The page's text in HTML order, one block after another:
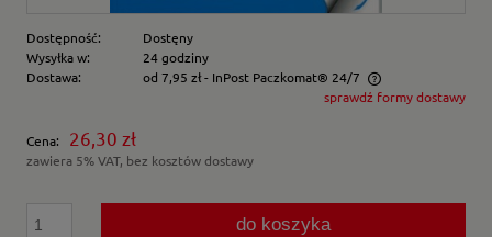
Dostępność:
Dostęny
Wysyłka w:
24 godziny
Dostawa:
od 7,95 zł- InPost Paczkomat® 24/7
Cena nie zawiera ewentualnych kosztów płatnościsprawdź formy dostawy
Cena: 26,30 zł
zawiera 5% VAT, bez kosztów dostawy
do koszyka